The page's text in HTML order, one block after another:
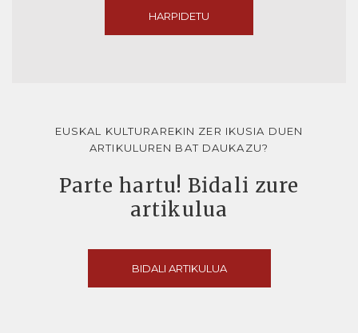
HARPIDETU
EUSKAL KULTURAREKIN ZER IKUSIA DUEN
ARTIKULUREN BAT DAUKAZU?
Parte hartu! Bidali zure
artikulua
BIDALI ARTIKULUA